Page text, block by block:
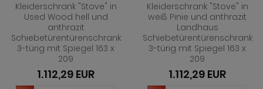
Kleiderschrank "Stove" in
Used Wood hell und
anthrazit
Schiebetürentürenschrank
3-türig mit Spiegel 163 x
209
1.112,29 EUR
Kleiderschrank "Stove" in
weiß Pinie und anthrazit
Landhaus
Schiebetürentürenschrank
3-türig mit Spiegel 163 x
209
1.112,29 EUR